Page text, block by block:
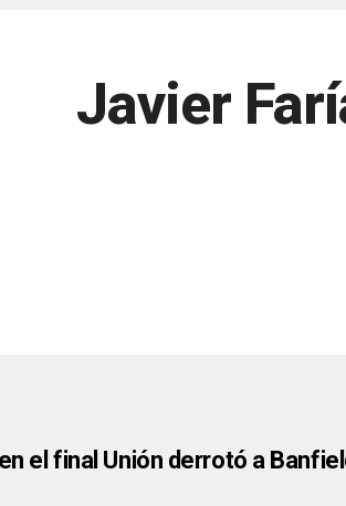
Javier
el final Unión derrotó a